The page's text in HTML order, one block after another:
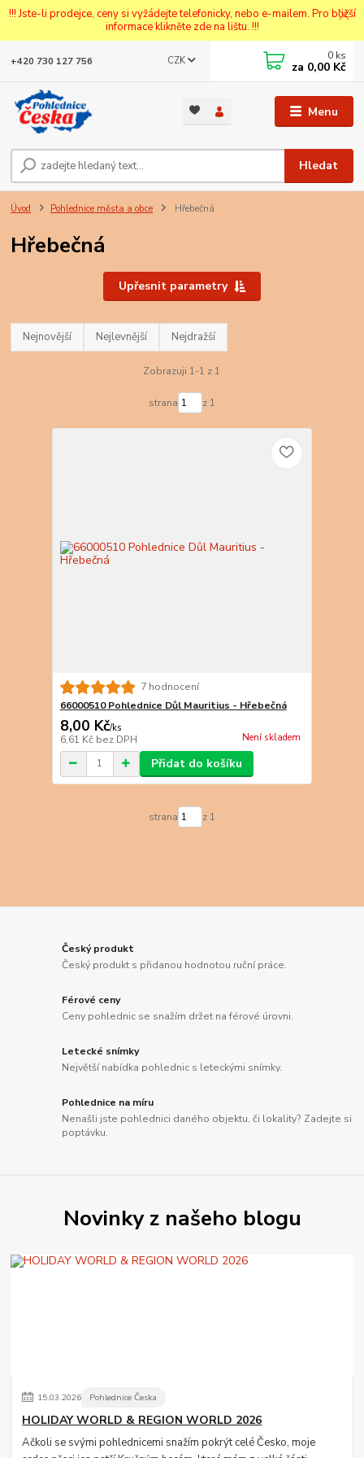
!!! Jste-li prodejce, ceny si vyžádejte telefonicky, nebo e-mailem. Pro bližší
informace klikněte zde na lištu. !!!
Menu
CZK
Hledat
+420 730 127 756 0 ks
za 0,00 Kč
Úvod Pohlednice města a obce Hřebečná
Hřebečná
Upřesnit parametry
Nejnovější Nejlevnější Nejdražší
Zobrazuji 1-1 z 1
strana z 1
7 hodnocení
66000510 Pohlednice Důl Mauritius - Hřebečná
8,00 Kč/ks
6,61 Kč bez DPH Není skladem
Přidat do košíku
strana z 1
Český produkt
Český produkt s přidanou hodnotou ruční práce.
Férové ceny
Ceny pohlednic se snažím držet na férové úrovni.
Letecké snímky
Největší nabídka pohlednic s leteckými snímky.
Pohlednice na míru
Nenašli jste pohlednici daného objektu, či lokality? Zadejte si
poptávku.
Novinky z našeho blogu
15.03.2026 Pohlednice Česka
HOLIDAY WORLD & REGION WORLD 2026
Ačkoli se svými pohlednicemi snažím pokrýt celé Česko, moje